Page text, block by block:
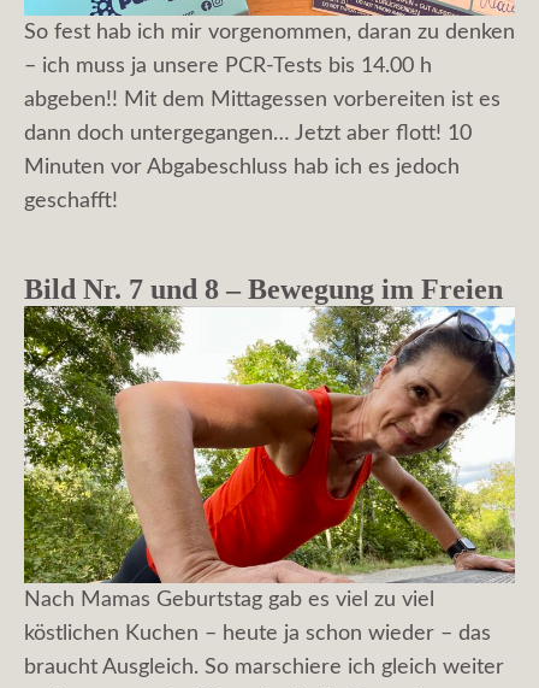
So fest hab ich mir vorgenommen, daran zu denken
– ich muss ja unsere PCR-Tests bis 14.00 h
abgeben!! Mit dem Mittagessen vorbereiten ist es
dann doch untergegangen… Jetzt aber flott! 10
Minuten vor Abgabeschluss hab ich es jedoch
geschafft!
Bild Nr. 7 und 8 – Bewegung im Freien
Nach Mamas Geburtstag gab es viel zu viel
köstlichen Kuchen – heute ja schon wieder – das
braucht Ausgleich. So marschiere ich gleich weiter